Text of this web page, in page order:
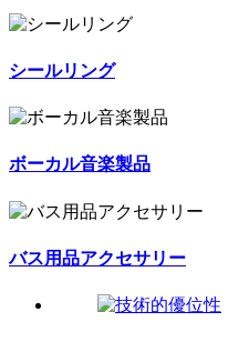
シールリング
ボーカル音楽製品
バス用品アクセサリー